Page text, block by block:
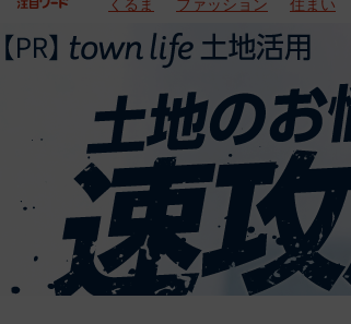
くるま
ファッション 住まい